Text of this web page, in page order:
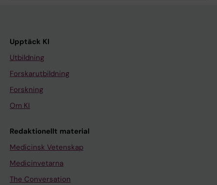
Upptäck KI
Utbildning
Forskarutbildning
Forskning
Om KI
Redaktionellt material
Medicinsk Vetenskap
Medicinvetarna
The Conversation